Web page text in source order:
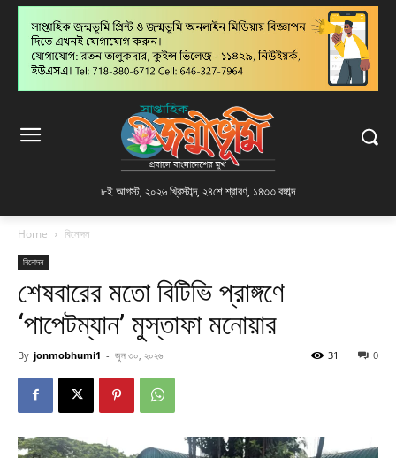
৮ই আগস্ট, ২০২৬ খ্রিস্টাব্দ, ২৪শে শ্রাবণ, ১৪৩৩ বঙ্গাব্দ
Home বিনোদন
বিনোদন
শেষবারের মতো বিটিভি প্রাঙ্গণে
‘পাপেটম্যান’ মুস্তাফা মনোয়ার
By jonmobhumi1 - জুন ৩০, ২০২৬ 0
31